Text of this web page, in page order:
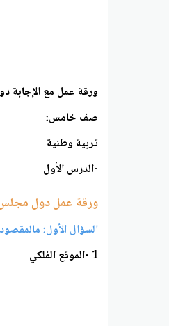
ورقة عمل مع الإجابة
صف خامس:
تربية وطنية
-الدرس الأول
ورقة عمل دول مجلس
السؤال الأول:
1 -الموقع الفلكي